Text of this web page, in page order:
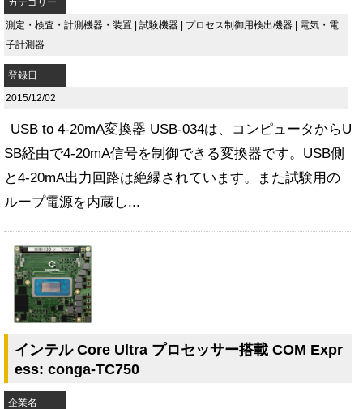
測定・検査・計測機器・装置 | 試験機器 | プロセス制御用検出機器 | 電気・電
子計測器
登録日
2015/12/02
USB to 4-20mA変換器 USB-034は、コンピュータからU
SB経由で4-20mA信号を制御できる変換器です。USB側
と4-20mA出力回路は絶縁されています。また試験用の
ループ電源を内蔵し...
インテル Core Ultra プロセッサー搭載 COM Expr
ess: conga-TC750
企業名